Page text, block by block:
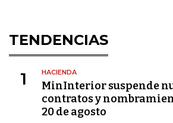
TENDENCIAS
1 HACIENDA
MinInterior suspende
contratos y
20 de agosto